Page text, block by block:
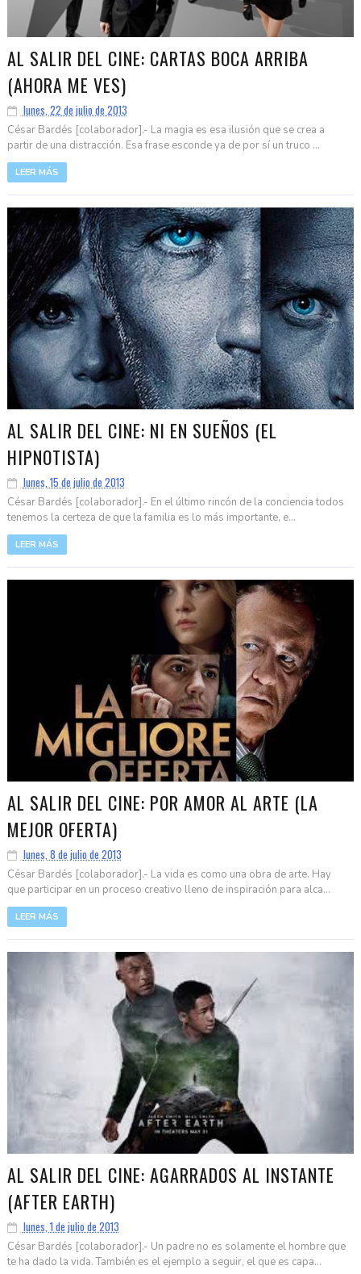
AL SALIR DEL CINE: CARTAS BOCA ARRIBA
(AHORA ME VES)
lunes, 22 de julio de 2013
César Bardés [colaborador].- La magia es esa ilusión que se crea a
partir de una distracción. Esa frase esconde ya de por sí un truco ...
LEER MÁS
AL SALIR DEL CINE: NI EN SUEÑOS (EL
HIPNOTISTA)
lunes, 15 de julio de 2013
César Bardés [colaborador].- En el último rincón de la conciencia todos
tenemos la certeza de que la familia es lo más importante, e...
LEER MÁS
AL SALIR DEL CINE: POR AMOR AL ARTE (LA
MEJOR OFERTA)
lunes, 8 de julio de 2013
César Bardés [colaborador].- La vida es como una obra de arte. Hay
que participar en un proceso creativo lleno de inspiración para alca...
LEER MÁS
AL SALIR DEL CINE: AGARRADOS AL INSTANTE
(AFTER EARTH)
lunes, 1 de julio de 2013
César Bardés [colaborador].- Un padre no es solamente el hombre que
te ha dado la vida. También es el ejemplo a seguir, el que es capa...